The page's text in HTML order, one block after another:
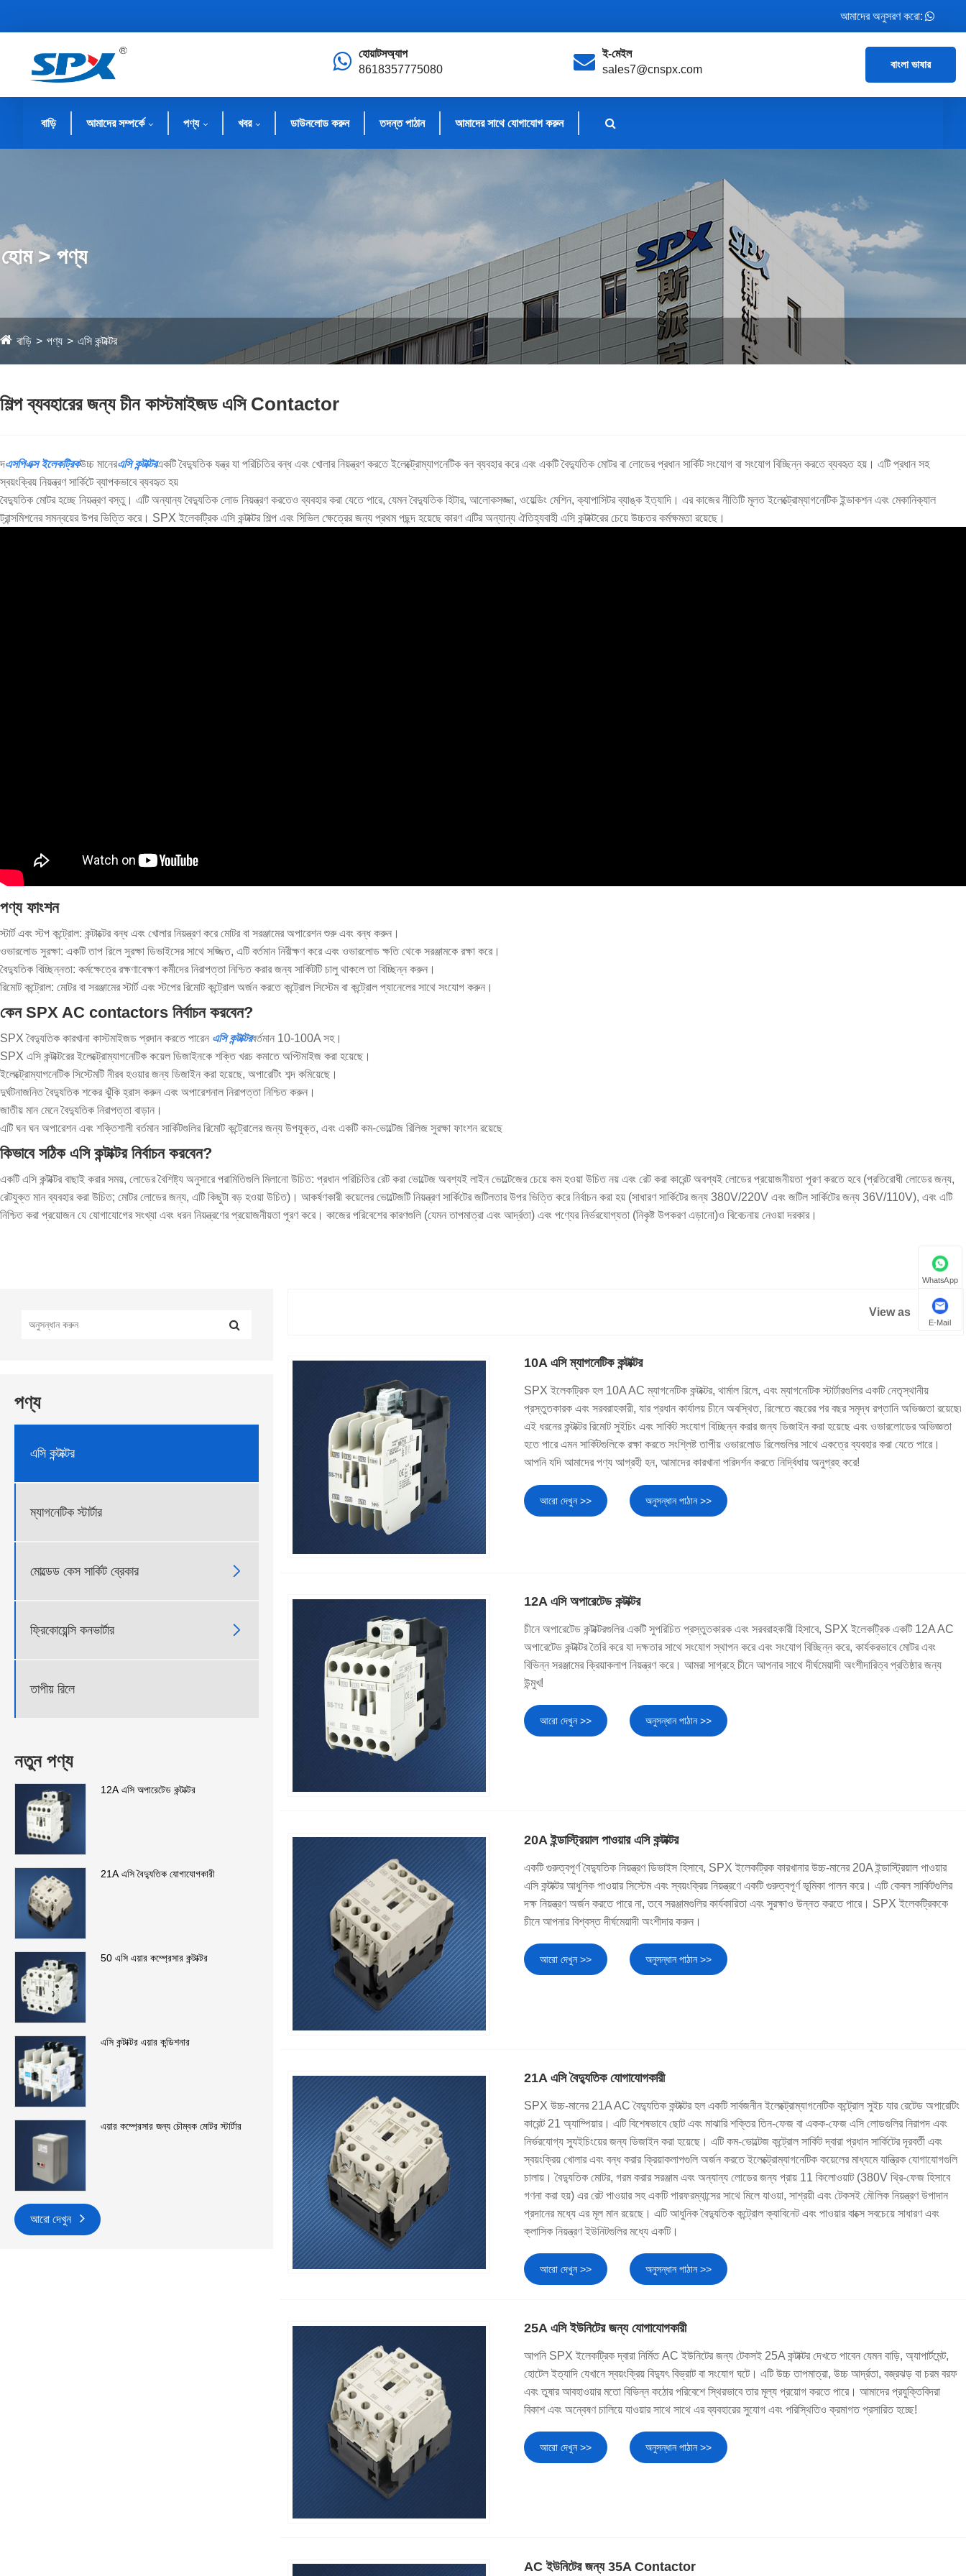
আমাদের অনুসরণ করো:
হোয়াটসঅ্যাপ
8618357775080
ই-মেইল
sales7@cnspx.com
বাংলা ভাষার
বাড়ি আমাদের সম্পর্কে পণ্য খবর ডাউনলোড করুন তদন্ত পাঠান আমাদের সাথে যোগাযোগ করুন
হোম > পণ্য
বাড়ি পণ্য এসি কন্টাক্টর
শিল্প ব্যবহারের জন্য চীন কাস্টমাইজড এসি Contactor
দএসপিএক্স ইলেকট্রিকউচ্চ মানেরএসি কন্টাক্টরএকটি বৈদ্যুতিক যন্ত্র যা পরিচিতির বন্ধ এবং খোলার নিয়ন্ত্রণ করতে ইলেক্ট্রোম্যাগনেটিক বল ব্যবহার করে এবং একটি বৈদ্যুতিক মোটর বা লোডের প্রধান সার্কিট সংযোগ বা সংযোগ বিচ্ছিন্ন করতে ব্যবহৃত হয়। এটি প্রধান সহ
স্বয়ংক্রিয় নিয়ন্ত্রণ সার্কিটে ব্যাপকভাবে ব্যবহৃত হয়
বৈদ্যুতিক মোটর হচ্ছে নিয়ন্ত্রণ বস্তু। এটি অন্যান্য বৈদ্যুতিক লোড নিয়ন্ত্রণ করতেও ব্যবহার করা যেতে পারে, যেমন বৈদ্যুতিক হিটার, আলোকসজ্জা, ওয়েল্ডিং মেশিন, ক্যাপাসিটর ব্যাঙ্ক ইত্যাদি। এর কাজের নীতিটি মূলত ইলেক্ট্রোম্যাগনেটিক ইন্ডাকশন এবং মেকানিক্যাল
ট্রান্সমিশনের সমন্বয়ের উপর ভিত্তি করে। SPX ইলেকট্রিক এসি কন্টাক্টর শিল্প এবং সিভিল ক্ষেত্রের জন্য প্রথম পছন্দ হয়েছে কারণ এটির অন্যান্য ঐতিহ্যবাহী এসি কন্টাক্টরের চেয়ে উচ্চতর কর্মক্ষমতা রয়েছে।
পণ্য ফাংশন
স্টার্ট এবং স্টপ কন্ট্রোল: কন্টাক্টের বন্ধ এবং খোলার নিয়ন্ত্রণ করে মোটর বা সরঞ্জামের অপারেশন শুরু এবং বন্ধ করুন।
ওভারলোড সুরক্ষা: একটি তাপ রিলে সুরক্ষা ডিভাইসের সাথে সজ্জিত, এটি বর্তমান নিরীক্ষণ করে এবং ওভারলোড ক্ষতি থেকে সরঞ্জামকে রক্ষা করে।
বৈদ্যুতিক বিচ্ছিন্নতা: কর্মক্ষেত্রে রক্ষণাবেক্ষণ কর্মীদের নিরাপত্তা নিশ্চিত করার জন্য সার্কিটটি চালু থাকলে তা বিচ্ছিন্ন করুন।
রিমোট কন্ট্রোল: মোটর বা সরঞ্জামের স্টার্ট এবং স্টপের রিমোট কন্ট্রোল অর্জন করতে কন্ট্রোল সিস্টেম বা কন্ট্রোল প্যানেলের সাথে সংযোগ করুন।
কেন SPX AC contactors নির্বাচন করবেন?
SPX বৈদ্যুতিক কারখানা কাস্টমাইজড প্রদান করতে পারেন এসি কন্টাক্টরবর্তমান 10-100A সহ।
SPX এসি কন্টাক্টরের ইলেক্ট্রোম্যাগনেটিক কয়েল ডিজাইনকে শক্তি খরচ কমাতে অপ্টিমাইজ করা হয়েছে।
ইলেক্ট্রোম্যাগনেটিক সিস্টেমটি নীরব হওয়ার জন্য ডিজাইন করা হয়েছে, অপারেটিং শব্দ কমিয়েছে।
দুর্ঘটনাজনিত বৈদ্যুতিক শকের ঝুঁকি হ্রাস করুন এবং অপারেশনাল নিরাপত্তা নিশ্চিত করুন।
জাতীয় মান মেনে বৈদ্যুতিক নিরাপত্তা বাড়ান।
এটি ঘন ঘন অপারেশন এবং শক্তিশালী বর্তমান সার্কিটগুলির রিমোট কন্ট্রোলের জন্য উপযুক্ত, এবং একটি কম-ভোল্টেজ রিলিজ সুরক্ষা ফাংশন রয়েছে
কিভাবে সঠিক এসি কন্টাক্টর নির্বাচন করবেন?
একটি এসি কন্টাক্টর বাছাই করার সময়, লোডের বৈশিষ্ট্য অনুসারে পরামিতিগুলি মিলানো উচিত: প্রধান পরিচিতির রেট করা ভোল্টেজ অবশ্যই লাইন ভোল্টেজের চেয়ে কম হওয়া উচিত নয় এবং রেট করা কারেন্ট অবশ্যই লোডের প্রয়োজনীয়তা পূরণ করতে হবে (প্রতিরোধী লোডের জন্য,
রেটযুক্ত মান ব্যবহার করা উচিত; মোটর লোডের জন্য, এটি কিছুটা বড় হওয়া উচিত)। আকর্ষণকারী কয়েলের ভোল্টেজটি নিয়ন্ত্রণ সার্কিটের জটিলতার উপর ভিত্তি করে নির্বাচন করা হয় (সাধারণ সার্কিটের জন্য 380V/220V এবং জটিল সার্কিটের জন্য 36V/110V), এবং এটি
নিশ্চিত করা প্রয়োজন যে যোগাযোগের সংখ্যা এবং ধরন নিয়ন্ত্রণের প্রয়োজনীয়তা পূরণ করে। কাজের পরিবেশের কারণগুলি (যেমন তাপমাত্রা এবং আর্দ্রতা) এবং পণ্যের নির্ভরযোগ্যতা (নিকৃষ্ট উপকরণ এড়ানো)ও বিবেচনায় নেওয়া দরকার।
পণ্য
এসি কন্টাক্টর
ম্যাগনেটিক স্টার্টার
মোল্ডেড কেস সার্কিট ব্রেকার 
ফ্রিকোয়েন্সি কনভার্টার 
তাপীয় রিলে
নতুন পণ্য
12A এসি অপারেটেড কন্টাক্টর
21A এসি বৈদ্যুতিক যোগাযোগকারী
50 এসি এয়ার কম্প্রেসার কন্টাক্টর
এসি কন্টাক্টর এয়ার কন্ডিশনার
এয়ার কম্প্রেসার জন্য চৌম্বক মোটর স্টার্টার
আরো দেখুন
View as
10A এসি ম্যাগনেটিক কন্টাক্টর
SPX ইলেকট্রিক হল 10A AC ম্যাগনেটিক কন্টাক্টর, থার্মাল রিলে, এবং ম্যাগনেটিক স্টার্টারগুলির একটি নেতৃস্থানীয়
প্রস্তুতকারক এবং সরবরাহকারী, যার প্রধান কার্যালয় চীনে অবস্থিত, রিলেতে বছরের পর বছর সমৃদ্ধ রপ্তানি অভিজ্ঞতা রয়েছে৷
এই ধরনের কন্টাক্টর রিমোট সুইচিং এবং সার্কিট সংযোগ বিচ্ছিন্ন করার জন্য ডিজাইন করা হয়েছে এবং ওভারলোডের অভিজ্ঞতা
হতে পারে এমন সার্কিটগুলিকে রক্ষা করতে সংশ্লিষ্ট তাপীয় ওভারলোড রিলেগুলির সাথে একত্রে ব্যবহার করা যেতে পারে।
আপনি যদি আমাদের পণ্য আগ্রহী হন, আমাদের কারখানা পরিদর্শন করতে নির্দ্বিধায় অনুগ্রহ করে!
আরো দেখুন >> অনুসন্ধান পাঠান >>
12A এসি অপারেটেড কন্টাক্টর
চীনে অপারেটেড কন্টাক্টরগুলির একটি সুপরিচিত প্রস্তুতকারক এবং সরবরাহকারী হিসাবে, SPX ইলেকট্রিক একটি 12A AC
অপারেটেড কন্টাক্টর তৈরি করে যা দক্ষতার সাথে সংযোগ স্থাপন করে এবং সংযোগ বিচ্ছিন্ন করে, কার্যকরভাবে মোটর এবং
বিভিন্ন সরঞ্জামের ক্রিয়াকলাপ নিয়ন্ত্রণ করে। আমরা সাগ্রহে চীনে আপনার সাথে দীর্ঘমেয়াদী অংশীদারিত্ব প্রতিষ্ঠার জন্য
উন্মুখ!
আরো দেখুন >> অনুসন্ধান পাঠান >>
20A ইন্ডাস্ট্রিয়াল পাওয়ার এসি কন্টাক্টর
একটি গুরুত্বপূর্ণ বৈদ্যুতিক নিয়ন্ত্রণ ডিভাইস হিসাবে, SPX ইলেকট্রিক কারখানার উচ্চ-মানের 20A ইন্ডাস্ট্রিয়াল পাওয়ার
এসি কন্টাক্টর আধুনিক পাওয়ার সিস্টেম এবং স্বয়ংক্রিয় নিয়ন্ত্রণে একটি গুরুত্বপূর্ণ ভূমিকা পালন করে। এটি কেবল সার্কিটগুলির
দক্ষ নিয়ন্ত্রণ অর্জন করতে পারে না, তবে সরঞ্জামগুলির কার্যকারিতা এবং সুরক্ষাও উন্নত করতে পারে। SPX ইলেকট্রিককে
চীনে আপনার বিশ্বস্ত দীর্ঘমেয়াদী অংশীদার করুন।
আরো দেখুন >> অনুসন্ধান পাঠান >>
21A এসি বৈদ্যুতিক যোগাযোগকারী
SPX উচ্চ-মানের 21A AC বৈদ্যুতিক কন্টাক্টর হল একটি সার্বজনীন ইলেক্ট্রোম্যাগনেটিক কন্ট্রোল সুইচ যার রেটেড অপারেটিং
কারেন্ট 21 অ্যাম্পিয়ার। এটি বিশেষভাবে ছোট এবং মাঝারি শক্তির তিন-ফেজ বা একক-ফেজ এসি লোডগুলির নিরাপদ এবং
নির্ভরযোগ্য স্যুইচিংয়ের জন্য ডিজাইন করা হয়েছে। এটি কম-ভোল্টেজ কন্ট্রোল সার্কিট দ্বারা প্রধান সার্কিটের দূরবর্তী এবং
স্বয়ংক্রিয় খোলার এবং বন্ধ করার ক্রিয়াকলাপগুলি অর্জন করতে ইলেক্ট্রোম্যাগনেটিক কয়েলের মাধ্যমে যান্ত্রিক যোগাযোগগুলি
চালায়। বৈদ্যুতিক মোটর, গরম করার সরঞ্জাম এবং অন্যান্য লোডের জন্য প্রায় 11 কিলোওয়াট (380V থ্রি-ফেজ হিসাবে
গণনা করা হয়) এর রেট পাওয়ার সহ একটি পারফরম্যান্সের সাথে মিলে যাওয়া, সাশ্রয়ী এবং টেকসই মৌলিক নিয়ন্ত্রণ উপাদান
প্রদানের মধ্যে এর মূল মান রয়েছে। এটি আধুনিক বৈদ্যুতিক কন্ট্রোল ক্যাবিনেট এবং পাওয়ার বাক্সে সবচেয়ে সাধারণ এবং
ক্লাসিক নিয়ন্ত্রণ ইউনিটগুলির মধ্যে একটি।
আরো দেখুন >> অনুসন্ধান পাঠান >>
25A এসি ইউনিটের জন্য যোগাযোগকারী
আপনি SPX ইলেকট্রিক দ্বারা নির্মিত AC ইউনিটের জন্য টেকসই 25A কন্টাক্টর দেখতে পাবেন যেমন বাড়ি, অ্যাপার্টমেন্ট,
হোটেল ইত্যাদি যেখানে স্বয়ংক্রিয় বিদ্যুৎ বিভ্রাট বা সংযোগ ঘটে। এটি উচ্চ তাপমাত্রা, উচ্চ আর্দ্রতা, বজ্রঝড় বা চরম বরফ
এবং তুষার আবহাওয়ার মতো বিভিন্ন কঠোর পরিবেশে স্থিরভাবে তার মূল্য প্রয়োগ করতে পারে। আমাদের প্রযুক্তিবিদরা
বিকাশ এবং অন্বেষণ চালিয়ে যাওয়ার সাথে সাথে এর ব্যবহারের সুযোগ এবং পরিস্থিতিও ক্রমাগত প্রসারিত হচ্ছে!
আরো দেখুন >> অনুসন্ধান পাঠান >>
AC ইউনিটের জন্য 35A Contactor
WhatsApp
E-Mail